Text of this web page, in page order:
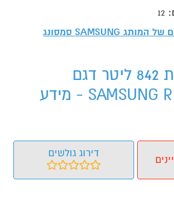
12
של המותג SAMSUNG סמסונג
מקרר 4 דלתות 842 ליטר דגם
SAMSUNG RF87DG9817B1 - מידע
דירוג גולשים